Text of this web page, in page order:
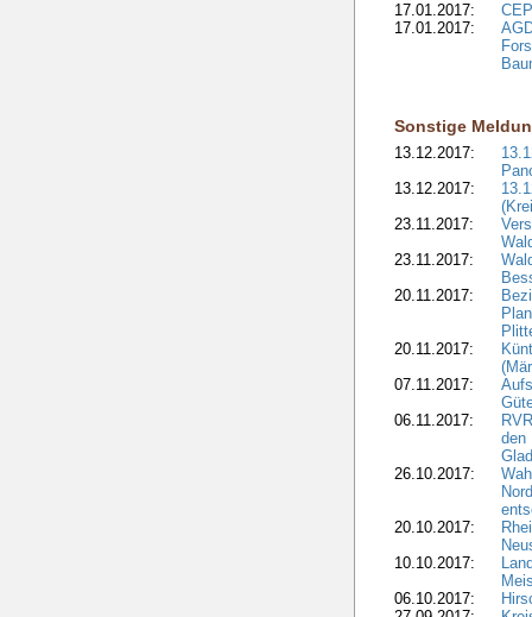
17.01.2017:
17.01.2017:
Sonstige
13.12.2017:
13.12.2017:
23.11.2017:
23.11.2017:
20.11.2017:
20.11.2017:
07.11.2017:
06.11.2017:
den
26.10.2017:
20.10.2017:
10.10.2017:
06.10.2017: